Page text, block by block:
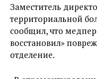
Заместитель
территориальной
сообщил, что
восстановил»
отделение.